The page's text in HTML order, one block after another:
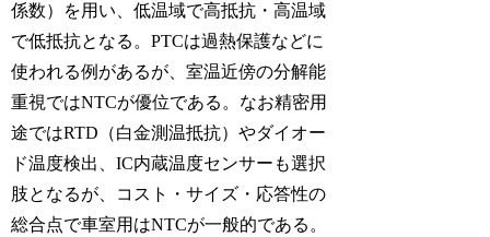
係数）を用い、低温域で高抵抗・高温域
で低抵抗となる。PTCは過熱保護などに
使われる例があるが、室温近傍の分解能
重視ではNTCが優位である。なお精密用
途ではRTD（白金測温抵抗）やダイオー
ド温度検出、IC内蔵温度センサーも選択
肢となるが、コスト・サイズ・応答性の
総合点で車室用はNTCが一般的である。